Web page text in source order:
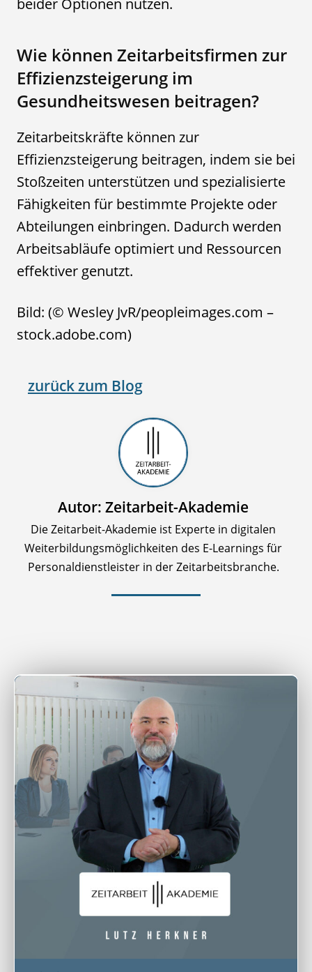
beider Optionen nutzen.
Wie können Zeitarbeitsfirmen zur
Effizienzsteigerung im
Gesundheitswesen beitragen?
Zeitarbeitskräfte können zur
Effizienzsteigerung beitragen, indem sie bei
Stoßzeiten unterstützen und spezialisierte
Fähigkeiten für bestimmte Projekte oder
Abteilungen einbringen. Dadurch werden
Arbeitsabläufe optimiert und Ressourcen
effektiver genutzt.
Bild: (© Wesley JvR/peopleimages.com –
stock.adobe.com)
zurück zum Blog
Autor: Zeitarbeit-Akademie
Die Zeitarbeit-Akademie ist Experte in digitalen
Weiterbildungsmöglichkeiten des E-Learnings für
Personaldienstleister in der Zeitarbeitsbranche.